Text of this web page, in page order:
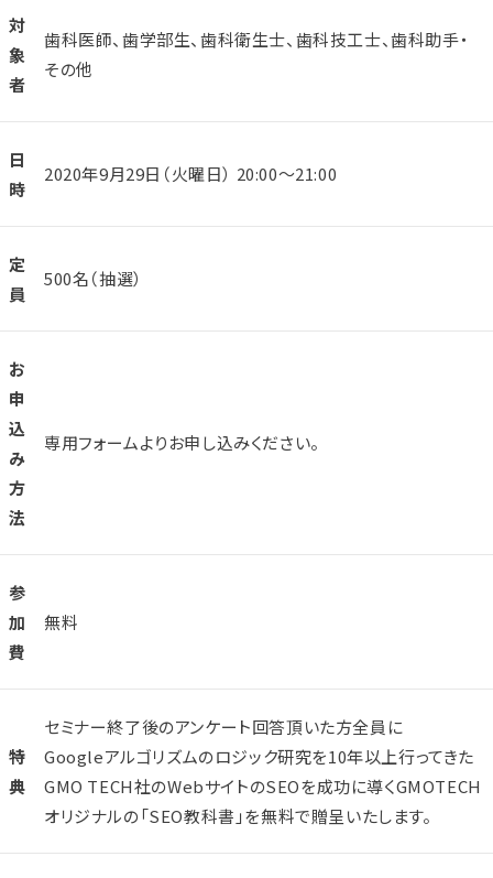
対
象
者
歯科医師、歯学部生、歯科衛生士、歯科技工士、歯科助手・
その他
日
時
2020年9月29日（火曜日） 20:00～21:00
定
員
500名（抽選）
お
申
込
み
方
法
専用フォームよりお申し込みください。
参
加
費
無料
特
典
セミナー終了後のアンケート回答頂いた方全員に
Googleアルゴリズムのロジック研究を10年以上行ってきた
GMO TECH社のWebサイトのSEOを成功に導くGMOTECH
オリジナルの「SEO教科書」を無料で贈呈いたします。